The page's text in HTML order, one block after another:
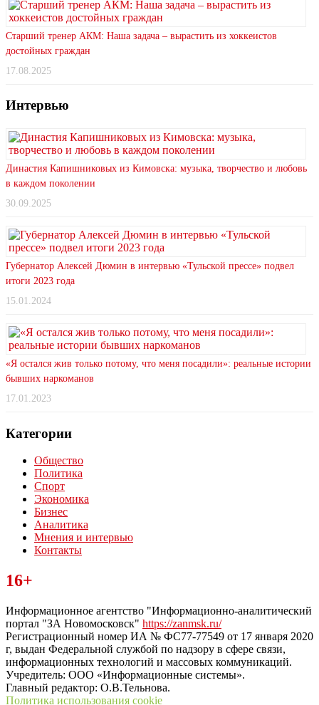
Старший тренер АКМ: Наша задача – вырастить из хоккеистов
достойных граждан
17.08.2025
Интервью
Династия Капишниковых из Кимовска: музыка, творчество и любовь
в каждом поколении
30.09.2025
Губернатор Алексей Дюмин в интервью «Тульской прессе» подвел
итоги 2023 года
15.01.2024
«Я остался жив только потому, что меня посадили»: реальные истории
бывших наркоманов
17.01.2023
Категории
Общество
Политика
Спорт
Экономика
Бизнес
Аналитика
Мнения и интервью
Контакты
Читайте последние новости дня в Тульской области на сайте
“ЗаНовомосковск”
16+
Информационное агентство "Информационно-аналитический
портал "ЗА Новомосковск" https://zanmsk.ru/
Регистрационный номер ИА № ФС77-77549 от 17 января 2020
г, выдан Федеральной службой по надзору в сфере связи,
информационных технологий и массовых коммуникаций.
Учредитель: ООО «Информационные системы».
Главный редактор: О.В.Тельнова.
Политика использования cookie